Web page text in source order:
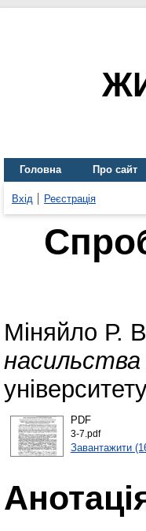
Головна Про сайт
Вхід Реєстрація
Міняйло Р.
PDF
3-7.pdf
Завантажити